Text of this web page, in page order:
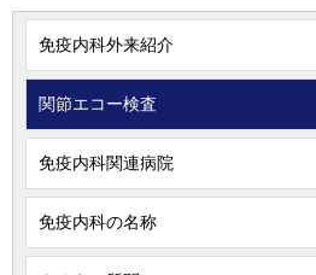
免疫内科外来紹介
関節エコー検査
免疫内科関連病院
免疫内科の名称